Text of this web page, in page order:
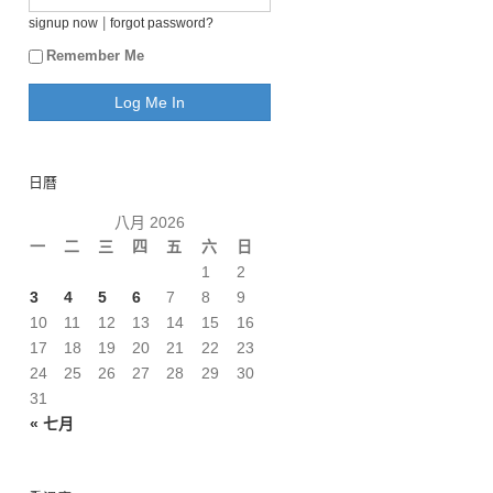
signup now forgot password?
Remember Me
日曆
八月 2026
一
二 三 四 五 六 日
« 七月
1
2
3
4 5 6 7 8
9
10
11 12 13 14 15
16
17
18 19 20 21 22
23
24
25 26 27 28 29
30
31